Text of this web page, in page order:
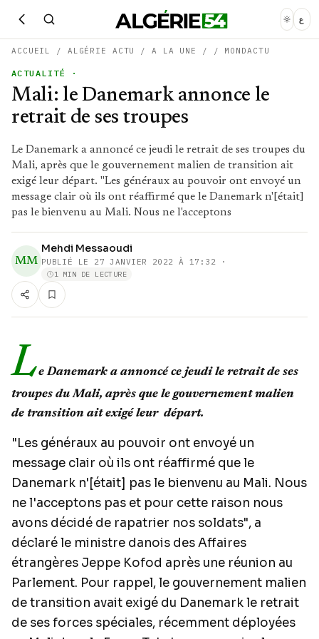
ع
ACCUEIL / ALGÉRIE ACTU /A LA UNE / / MONDACTU
ACTUALITÉ ·
Mali: le Danemark annonce le
retrait de ses troupes
Le Danemark a annoncé ce jeudi le retrait de ses troupes du
Mali, après que le gouvernement malien de transition ait
exigé leur départ. "Les généraux au pouvoir ont envoyé un
message clair où ils ont réaffirmé que le Danemark n'[était]
pas le bienvenu au Mali. Nous ne l'acceptons
MM
Mehdi Messaoudi
PUBLIÉ LE 27 JANVIER 2022 À 17:32 ·
1 MIN DE LECTURE
Le Danemark a annoncé ce jeudi le retrait de ses
troupes du Mali, après que le gouvernement malien
de transition ait exigé leur départ.
"Les généraux au pouvoir ont envoyé un
message clair où ils ont réaffirmé que le
Danemark n'[était] pas le bienvenu au Mali. Nous
ne l'acceptons pas et pour cette raison nous
avons décidé de rapatrier nos soldats", a
déclaré le ministre danois des Affaires
étrangères Jeppe Kofod après une réunion au
Parlement. Pour rappel, le gouvernement malien
de transition avait exigé du Danemark le retrait
de ses forces spéciales, récemment déployées